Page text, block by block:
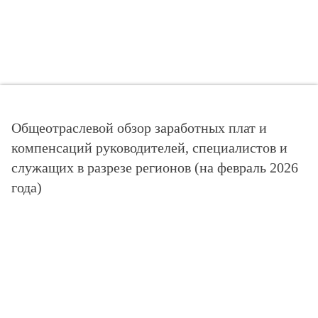
Общеотраслевой обзор заработных плат и
компенсаций руководителей, специалистов и
служащих в разрезе регионов (на февраль 2026
года)